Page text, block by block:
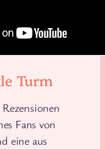
Turm
Fans von
eine aus